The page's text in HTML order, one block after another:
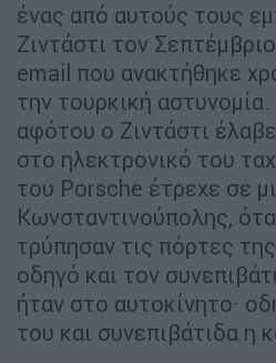
ένας από αυτούς τους
Ζιντάστι τον
email που ανακτήθηκε
την τουρκική
αφότου ο Ζιντάστι
στο ηλεκτρονικό του
του Porsche έτρεχε σε
Κωνσταντινούπολης,
τρύπησαν τις πόρτες
οδηγό και τον
ήταν στο αυτοκίνητο·
του και συνεπιβάτιδα η